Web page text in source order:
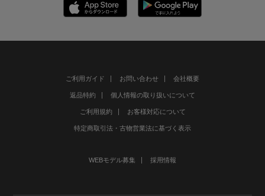
ご利用ガイド お問い合わせ 会社概要
返品特約 個人情報の取り扱いについて
ご利用規約 お客様対応について
特定商取引法・古物営業法に基づく表示
WEBモデル募集 採用情報